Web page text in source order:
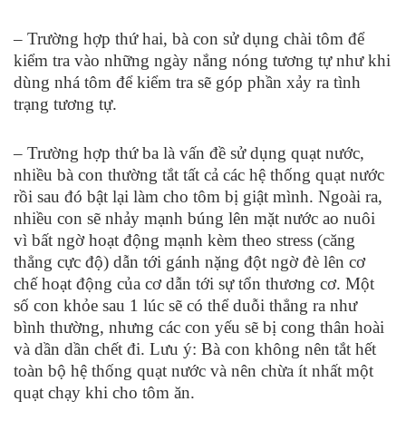
– Trường hợp thứ hai, bà con sử dụng chài tôm để
kiểm tra vào những ngày nắng nóng tương tự như khi
dùng nhá tôm để kiểm tra sẽ góp phần xảy ra tình
trạng tương tự.
– Trường hợp thứ ba là vấn đề sử dụng quạt nước,
nhiều bà con thường tắt tất cả các hệ thống quạt nước
rồi sau đó bật lại làm cho tôm bị giật mình. Ngoài ra,
nhiều con sẽ nhảy mạnh búng lên mặt nước ao nuôi
vì bất ngờ hoạt động mạnh kèm theo stress (căng
thẳng cực độ) dẫn tới gánh nặng đột ngờ đè lên cơ
chế hoạt động của cơ dẫn tới sự tổn thương cơ. Một
số con khỏe sau 1 lúc sẽ có thể duỗi thẳng ra như
bình thường, nhưng các con yếu sẽ bị cong thân hoài
và dần dần chết đi. Lưu ý: Bà con không nên tắt hết
toàn bộ hệ thống quạt nước và nên chừa ít nhất một
quạt chạy khi cho tôm ăn.